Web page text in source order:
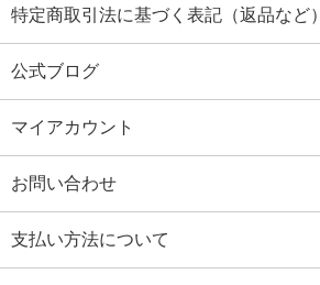
特定商取引法に基づく表記（返品など）
公式ブログ
マイアカウント
お問い合わせ
支払い方法について